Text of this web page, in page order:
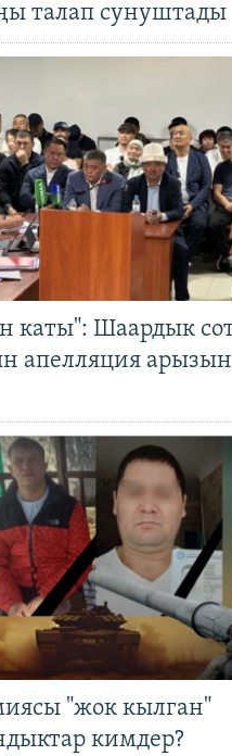
талап сунуштады
каты": Шаардык
апелляция арызын
"жок кылган"
кимдер?